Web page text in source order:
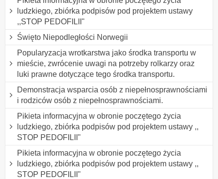
ludzkiego, zbiórka podpisów pod projektem ustawy
,,STOP PEDOFILII"
Święto Niepodległości Norwegii
Popularyzacja wrotkarstwa jako środka transportu w
mieście, zwrócenie uwagi na potrzeby rolkarzy oraz
luki prawne dotyczące tego środka transportu.
Demonstracja wsparcia osób z niepełnosprawnościami
i rodziców osób z niepełnosprawnościami.
Pikieta informacyjna w obronie poczętego życia
ludzkiego, zbiórka podpisów pod projektem ustawy ,,
STOP PEDOFILII"
Pikieta informacyjna w obronie poczętego życia
ludzkiego, zbiórka podpisów pod projektem ustawy ,,
STOP PEDOFILII"